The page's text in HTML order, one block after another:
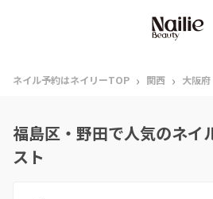
ネイル予約はネイリーTOP › 関西 › 大阪府
福島区・野田で人気のネイ
スト